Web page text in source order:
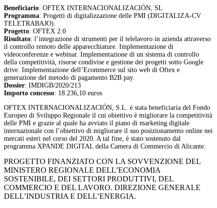
Beneficiario: OFTEX INTERNACIONALIZACIÓN, SL
Programma: Progetti di digitalizzazione delle PMI (DIGITALIZA-CV
TELETRABAJO).
Progetto: OFTEX 2.0
Risultato: l’integrazione di strumenti per il telelavoro in azienda attraverso
il controllo remoto delle apparecchiature. Implementazione di
videoconferenze e webinar. Implementazione di un sistema di controllo
della competitività, risorse condivise e gestione dei progetti sotto Google
drive. Implementazione dell’Ecommerce sul sito web di Oftex e
generazione del metodo di pagamento B2B pay.
Dossier: IMDIGB/2020/213
Importo concesso: 18.236,10 euros
OFTEX INTERNACIONALIZACIÓN, S.L. è stata beneficiaria del Fondo
Europeo di Sviluppo Regionale il cui obiettivo è migliorare la competitività
delle PMI e grazie al quale ha avviato il piano di marketing digitale
internazionale con l’obiettivo di migliorare il suo posizionamento online nei
mercati esteri nel corso del 2020. A tal fine, è stato sostenuto dal
programma XPANDE DIGITAL della Camera di Commercio di Alicante.
PROGETTO FINANZIATO CON LA SOVVENZIONE DEL
MINISTERO REGIONALE DELL’ECONOMIA
SOSTENIBILE, DEI SETTORI PRODUTTIVI, DEL
COMMERCIO E DEL LAVORO. DIREZIONE GENERALE
DELL’INDUSTRIA E DELL’ENERGIA.